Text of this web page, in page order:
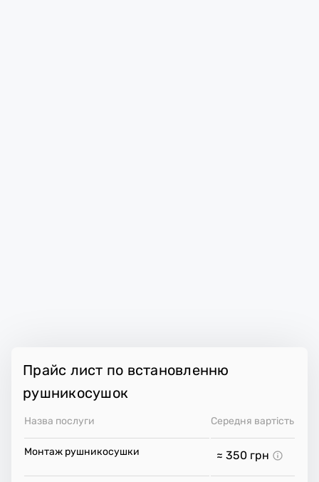
Прайс лист по встановленню
рушникосушок
Назва послуги Середня вартість
Монтаж рушникосушки ≈ 350 грн